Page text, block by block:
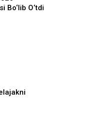
Bo‘lib O‘tdi